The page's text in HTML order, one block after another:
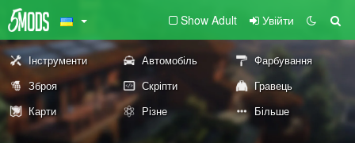
Show Adult Увійти
Інструменти Автомобіль
Фарбування
Зброя
Скріпти
Гравець
Карти
Різне Більше